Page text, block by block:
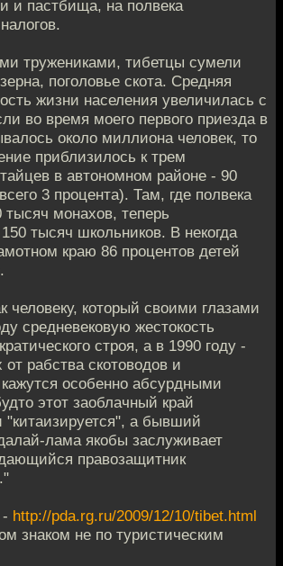
и пастбища, на полвека
тружениками, тибетцы сумели
поголовье скота. Средняя
жизни населения увеличилась с
во время моего первого приезда в
около миллиона человек, то
приблизилось к трем
в автономном районе - 90
3 процента). Там, где полвека
монахов, теперь
тысяч школьников. В некогда
краю 86 процентов детей
человеку, который своими глазами
средневековую жестокость
строя, а в 1990 году -
рабства скотоводов и
особенно абсурдными
этот заоблачный край
а бывший
лама якобы заслуживает
правозащитник
http://pda.rg.ru/2009/12/10/tibet.html
знаком не по туристическим